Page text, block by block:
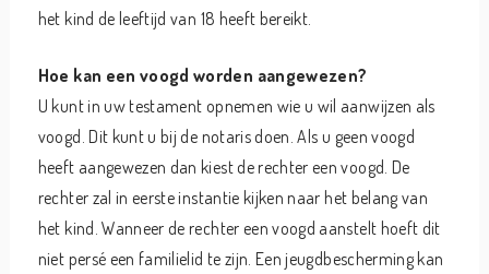
het kind de leeftijd van 18 heeft bereikt.
Hoe kan een voogd worden aangewezen?
U kunt in uw testament opnemen wie u wil aanwijzen als
voogd. Dit kunt u bij de notaris doen. Als u geen voogd
heeft aangewezen dan kiest de rechter een voogd. De
rechter zal in eerste instantie kijken naar het belang van
het kind. Wanneer de rechter een voogd aanstelt hoeft dit
niet persé een familielid te zijn. Een jeugdbescherming kan